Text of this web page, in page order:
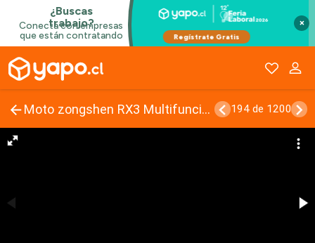
×
Moto zongshen RX3 Multifuncional 2023 194 de 1200